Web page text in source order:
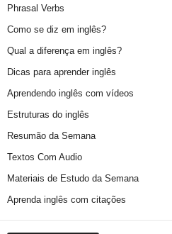
Phrasal Verbs
Como se diz em inglês?
Qual a diferença em inglês?
Dicas para aprender inglês
Aprendendo inglês com vídeos
Estruturas do inglês
Resumão da Semana
Textos Com Audio
Materiais de Estudo da Semana
Aprenda inglês com citações